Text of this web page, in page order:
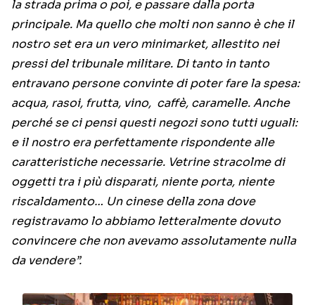
la strada prima o poi, e passare dalla porta
principale. Ma quello che molti non sanno è che il
nostro set era un vero minimarket, allestito nei
pressi del tribunale militare. Di tanto in tanto
entravano persone convinte di poter fare la spesa:
acqua, rasoi, frutta, vino, caffè, caramelle. Anche
perché se ci pensi questi negozi sono tutti uguali:
e il nostro era perfettamente rispondente alle
caratteristiche necessarie. Vetrine stracolme di
oggetti tra i più disparati, niente porta, niente
riscaldamento… Un cinese della zona dove
registravamo lo abbiamo letteralmente dovuto
convincere che non avevamo assolutamente nulla
da vendere”.